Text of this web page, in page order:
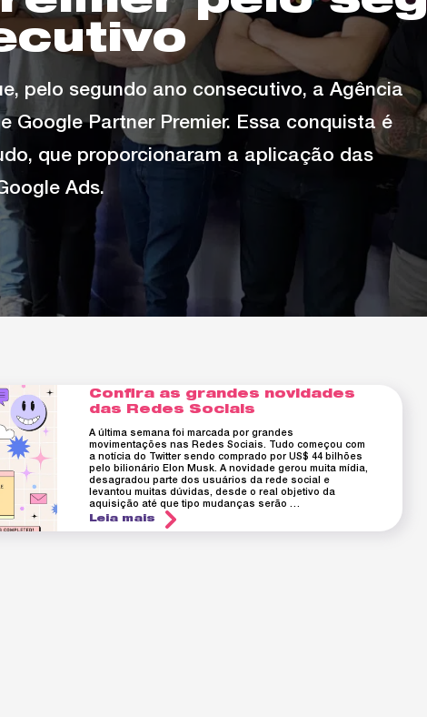
pelo segundo ano consecutivo, a Agência
Google Partner Premier. Essa conquista é
que proporcionaram a aplicação das
Ads.
Confira as grandes novidades
das Redes Sociais
A última semana foi marcada por grandes
movimentações nas Redes Sociais. Tudo começou com
a notícia do Twitter sendo comprado por US$ 44 bilhões
pelo bilionário Elon Musk. A novidade gerou muita mídia,
desagradou parte dos usuários da rede social e
levantou muitas dúvidas, desde o real objetivo da
aquisição até que tipo mudanças serão …
Leia mais